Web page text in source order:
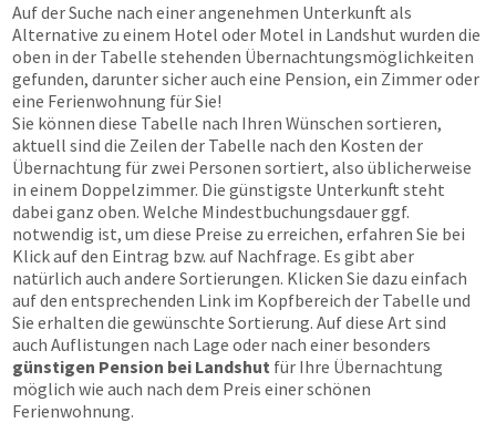
Auf der Suche nach einer angenehmen Unterkunft als
Alternative zu einem Hotel oder Motel in Landshut wurden die
oben in der Tabelle stehenden Übernachtungsmöglichkeiten
gefunden, darunter sicher auch eine Pension, ein Zimmer oder
eine Ferienwohnung für Sie!
Sie können diese Tabelle nach Ihren Wünschen sortieren,
aktuell sind die Zeilen der Tabelle nach den Kosten der
Übernachtung für zwei Personen sortiert, also üblicherweise
in einem Doppelzimmer. Die günstigste Unterkunft steht
dabei ganz oben. Welche Mindestbuchungsdauer ggf.
notwendig ist, um diese Preise zu erreichen, erfahren Sie bei
Klick auf den Eintrag bzw. auf Nachfrage. Es gibt aber
natürlich auch andere Sortierungen. Klicken Sie dazu einfach
auf den entsprechenden Link im Kopfbereich der Tabelle und
Sie erhalten die gewünschte Sortierung. Auf diese Art sind
auch Auflistungen nach Lage oder nach einer besonders
günstigen Pension bei Landshut für Ihre Übernachtung
möglich wie auch nach dem Preis einer schönen
Ferienwohnung.